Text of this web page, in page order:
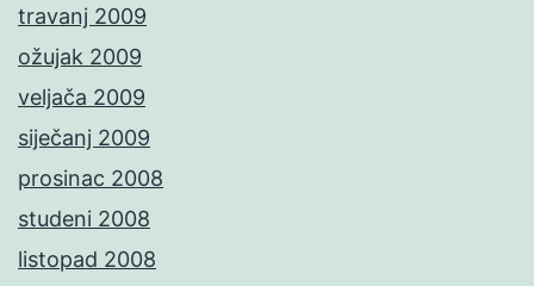
travanj 2009
ožujak 2009
veljača 2009
siječanj 2009
prosinac 2008
studeni 2008
listopad 2008